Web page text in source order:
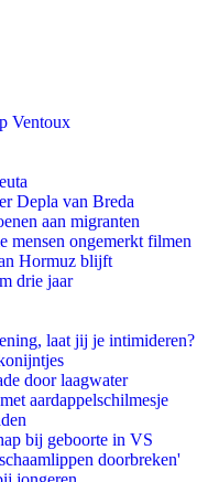
Ventoux
Depla van Breda
aan migranten
ongemerkt filmen
Hormuz blijft
drie jaar
laat jij je intimideren?
door laagwater
aardappelschilmesje
bij geboorte in VS
doorbreken'